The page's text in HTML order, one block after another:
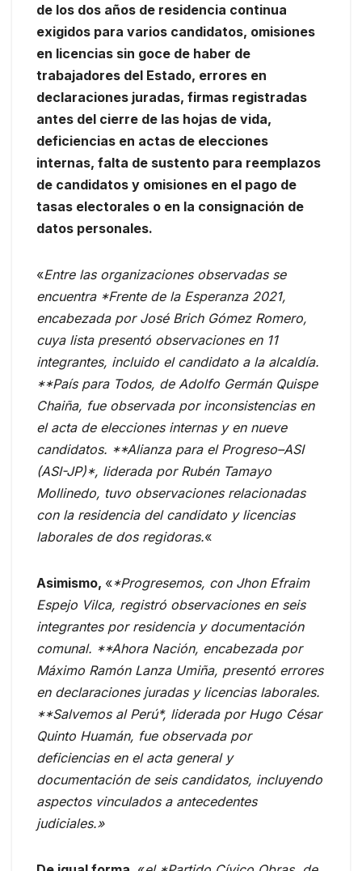
de los dos años de residencia continua
exigidos para varios candidatos, omisiones
en licencias sin goce de haber de
trabajadores del Estado, errores en
declaraciones juradas, firmas registradas
antes del cierre de las hojas de vida,
deficiencias en actas de elecciones
internas, falta de sustento para reemplazos
de candidatos y omisiones en el pago de
tasas electorales o en la consignación de
datos personales.
«Entre las organizaciones observadas se
encuentra *Frente de la Esperanza 2021,
encabezada por José Brich Gómez Romero,
cuya lista presentó observaciones en 11
integrantes, incluido el candidato a la alcaldía.
**País para Todos, de Adolfo Germán Quispe
Chaiña, fue observada por inconsistencias en
el acta de elecciones internas y en nueve
candidatos. **Alianza para el Progreso–ASI
(ASI-JP)*, liderada por Rubén Tamayo
Mollinedo, tuvo observaciones relacionadas
con la residencia del candidato y licencias
laborales de dos regidoras.«
Asimismo, «*Progresemos, con Jhon Efraim
Espejo Vilca, registró observaciones en seis
integrantes por residencia y documentación
comunal. **Ahora Nación, encabezada por
Máximo Ramón Lanza Umiña, presentó errores
en declaraciones juradas y licencias laborales.
**Salvemos al Perú*, liderada por Hugo César
Quinto Huamán, fue observada por
deficiencias en el acta general y
documentación de seis candidatos, incluyendo
aspectos vinculados a antecedentes
judiciales.»